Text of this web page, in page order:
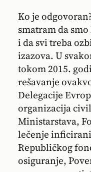
Ko je
smatram da
i da svi treba
izazova. U
tokom 2015.
rešavanje
Delegacije
organizacija
Ministarstava,
lečenje
Republičkog
osiguranje,